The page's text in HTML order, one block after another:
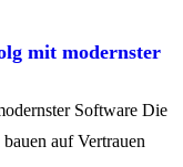
mit modernster
Software Die
auf Vertrauen